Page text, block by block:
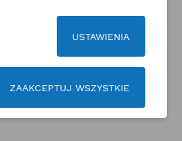
299,00 złNetto
USTAWIENIA
ZAAKCEPTUJ WSZYSTKIE